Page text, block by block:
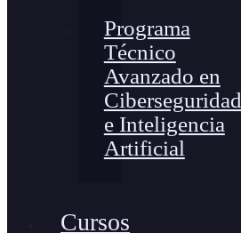
Programa
Técnico
Avanzado en
Ciberseguridad
e Inteligencia
Artificial
Cursos